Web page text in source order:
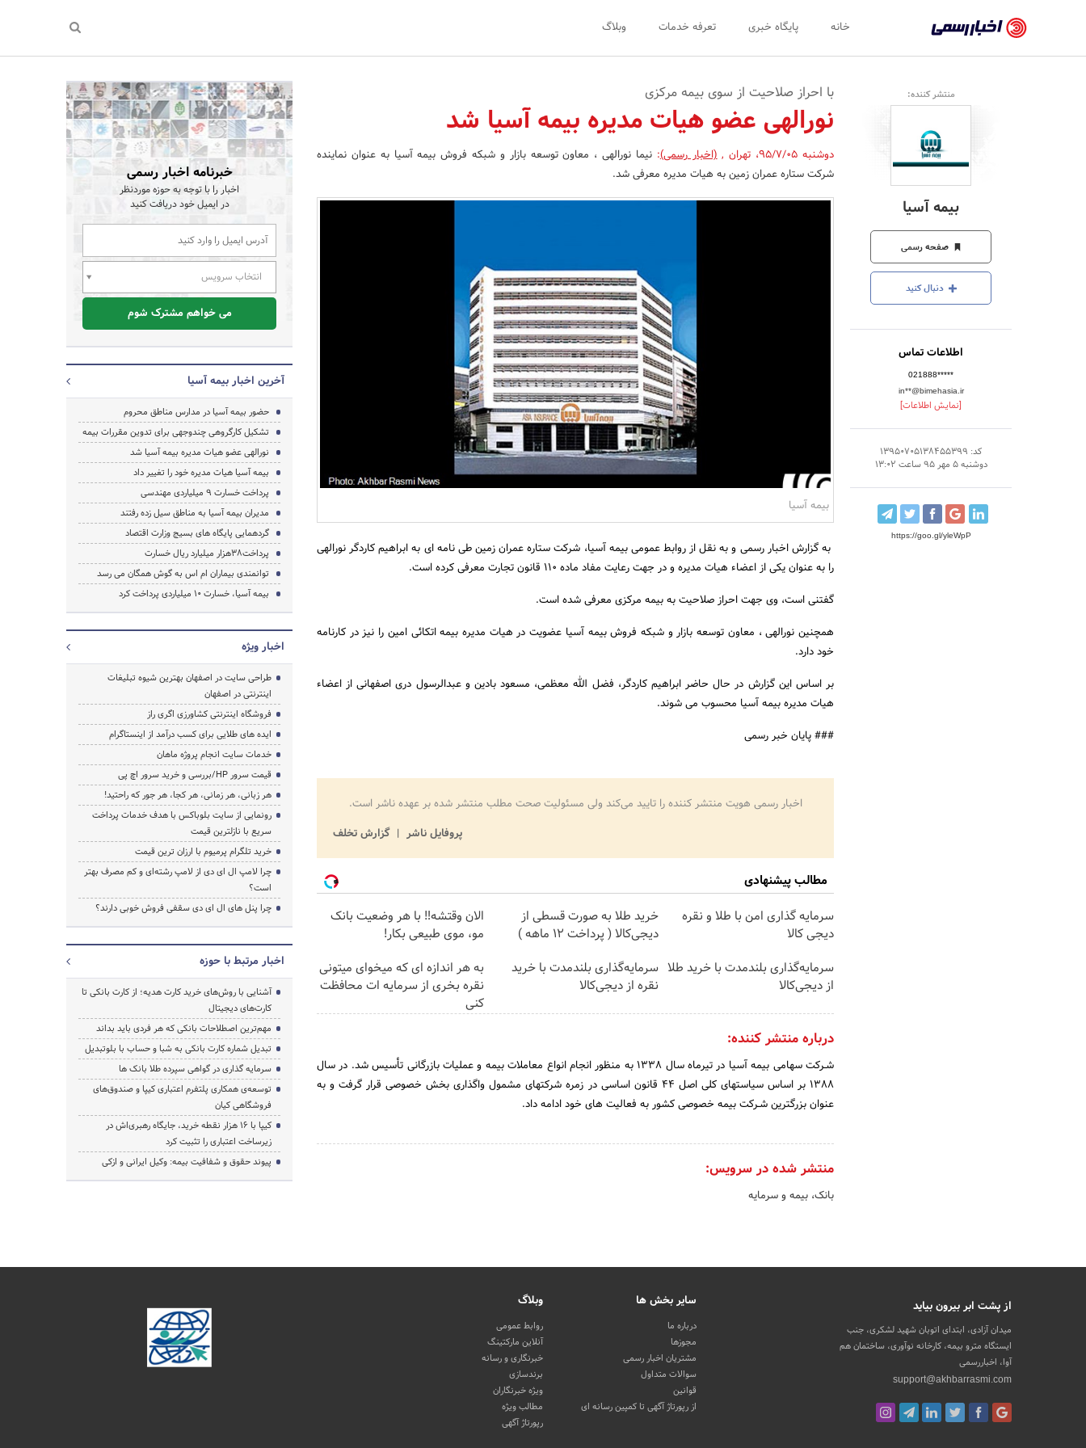
رسمی
-
اخبار
تایید
شده
شرکت‌ها،
سازمان‌ها
و
روابط
عمومی‌ها
خانه پایگاه خبری تعرفه خدمات وبلاگ
منتشر کننده:
بیمه آسیا
صفحه رسمی
دنبال کنید
اطلاعات تماس
021888*****
in**@bimehasia.ir
[نمایش اطلاعات]
کد: 13950705138455399
دوشنبه 5 مهر 95 ساعت 13:02
https://goo.gl/yleWpP
با احراز صلاحیت از سوی بیمه مرکزی
نورالهی عضو هیات مدیره بیمه آسیا شد
دوشنبه 95/7/05 ، تهران ,(اخبار رسمی):نیما نورالهی ، معاون توسعه بازار و شبکه فروش بیمه آسیا به عنوان نماینده
شرکت ستاره عمران زمین به هیات مدیره معرفی شد.
بیمه آسیا
به گزارش اخبار رسمی و به نقل از روابط عمومی بیمه آسیا، شرکت ستاره عمران زمین طی نامه ای به ابراهیم کاردگر نورالهی
را به عنوان یکی از اعضاء هیات مدیره و در جهت رعایت مفاد ماده 110 قانون تجارت معرفی کرده است.
گفتنی است، وی جهت احراز صلاحیت به بیمه مرکزی معرفی شده است.
همچنین نورالهی ، معاون توسعه بازار و شبکه فروش بیمه آسیا عضویت در هیات مدیره بیمه اتکائی امین را نیز در کارنامه
خود دارد.
بر اساس این گزارش در حال حاضر ابراهیم کاردگر، فضل الله معظمی، مسعود بادین و عبدالرسول دری اصفهانی از اعضاء
هیات مدیره بیمه آسیا محسوب می شوند.
### پایان خبر رسمی
اخبار رسمی هویت منتشر کننده را تایید می‌کند ولی مسئولیت صحت مطلب منتشر شده بر عهده ناشر است.
پروفایل ناشر
گزارش تخلف
مطالب پیشنهادی
سرمایه گذاری امن با طلا و نقره
دیجی کالا
خرید طلا به صورت قسطی از
دیجی‌کالا ( پرداخت 12 ماهه )
الان وقتشه‼️ با هر وضعیت بانک
مو، موی طبیعی بکار!
سرمایه‌گذاری بلندمدت با خرید طلا
از دیجی‌کالا
سرمایه‌گذاری بلندمدت با خرید
نقره از دیجی‌کالا
به هر اندازه ای که میخوای میتونی
نقره بخری از سرمایه ات محافظت
کنی
درباره منتشر کننده:
شـرکت سهامی بیمه آسیا در تیرماه سال 1338 به منظور انجام انواع معاملات بیمه و عملیات بازرگانی تأسیس شد. در سال
1388 بر اساس سیاستهای کلی اصل 44 قانون اساسی در زمره شرکتهای مشمول واگذاری بخش خصوصی قرار گرفت و به
عنوان بزرگترین شـرکت بیمه خصوصی کشور به فعالیت های خود ادامه داد.
منتشر شده در سرویس:
بانک، بیمه و سرمایه
خبرنامه اخبار رسمی
اخبار را با توجه به حوزه موردنظر
در ایمیل خود دریافت کنید
انتخاب سرویس
می خواهم مشترک شوم
آخرین اخبار بیمه آسیا
حضور بیمه آسیا در مدارس مناطق محروم
تشکیل کارگروهی چندوجهی برای تدوین مقررات بیمه
نورالهی عضو هیات مدیره بیمه آسیا شد
بیمه آسیا هیات مدیره خود را تغییر داد
پرداخت خسارت 9 میلیاردی مهندسی
مدیران بیمه آسیا به مناطق سیل زده رفتند
گردهمایی پایگاه های بسیج وزارت اقتصاد
پرداخت38هزار میلیارد ریال خسارت
توانمندی بیماران ام اس به گوش همگان می رسد
بیمه آسیا، خسارت 10 میلیاردی پرداخت کرد
اخبار ویژه
طراحی سایت در اصفهان بهترین شیوه تبلیغات
اینترنتی در اصفهان
فروشگاه اینترنتی کشاورزی اگری راز
ایده های طلایی برای کسب درآمد از اینستاگرام
خدمات سایت انجام پروژه ماهان
قیمت سرور HP/بررسی و خرید سرور اچ پی
هر زبانی، هر زمانی، هر کجا، هر جور که راحتید!
رونمایی از سایت بلوباکس با هدف خدمات پرداخت
سریع با نازلترین قیمت
خرید تلگرام پرمیوم با ارزان ترین قیمت
چرا لامپ ال ای دی از لامپ رشته‌ای و کم مصرف بهتر
است؟
چرا پنل های ال ای دی سقفی فروش خوبی دارند؟
اخبار مرتبط با حوزه
آشنایی با روش‌های خرید کارت هدیه؛ از کارت بانکی تا
کارت‌های دیجیتال
مهم‌ترین اصطلاحات بانکی که هر فردی باید بداند
تبدیل شماره کارت بانکی به شبا و حساب با بلوتبدیل
سرمایه گذاری در گواهی سپرده طلا بانک ها
توسعه‌ی همکاری‌ پلتفرم اعتباری کیپا و صندوق‌های
فروشگاهی کیان
کیپا با ۱۶ هزار نقطه خرید، جایگاه رهبری‌اش در
زیرساخت اعتباری را تثبیت کرد
پیوند حقوق و شفافیت بیمه: وکیل ایرانی و ازکی
از پشت ابر بیرون بیاید
میدان آزادی، ابتدای اتوبان شهید لشکری، جنب
ایستگاه مترو بیمه، کارخانه نوآوری، ساختمان هم
آوا، اخباررسمی
support@akhbarrasmi.com
سایر بخش ها
درباره ما
مجوزها
مشتریان اخبار رسمی
سوالات متداول
قوانین
از رپورتاژ آگهی تا کمپین رسانه ای
وبلاگ
روابط عمومی
آنلاین مارکتینگ
خبرنگاری و رسانه
برندسازی
ویژه خبرنگاران
مطالب ویژه
رپورتاژ آگهی